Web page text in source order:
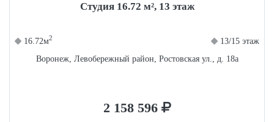
Студия 16.72 м², 13 этаж
16.72м2
13/15 этаж
Воронеж, Левобережный район, Ростовская ул., д. 18а
2 158 596